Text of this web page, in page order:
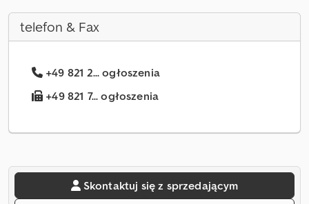
telefon & Fax
+49 821 2... ogłoszenia
+49 821 7... ogłoszenia
Skontaktuj się z sprzedającym